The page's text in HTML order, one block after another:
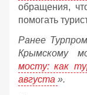
обращения,
помогать
Ранее
Крымскому
мосту: как
августа ».